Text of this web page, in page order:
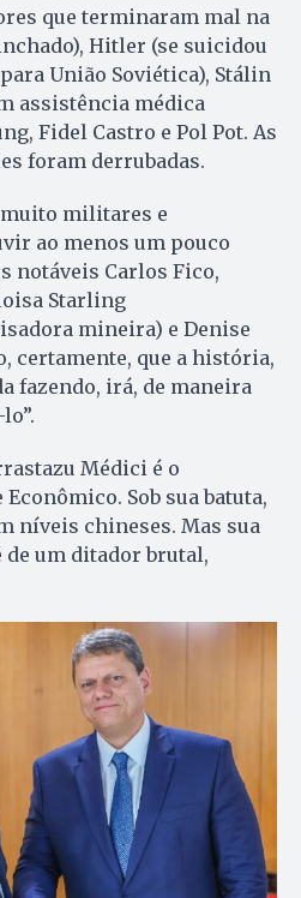
que terminaram mal na
Hitler (se suicidou
União Soviética), Stálin
assistência médica
Fidel Castro e Pol Pot. As
foram derrubadas.
muito militares e
ao menos um pouco
notáveis Carlos Fico,
Starling
mineira) e Denise
certamente, que a história,
fazendo, irá, de maneira
Médici é o
Sob sua batuta,
níveis chineses. Mas sua
um ditador brutal,